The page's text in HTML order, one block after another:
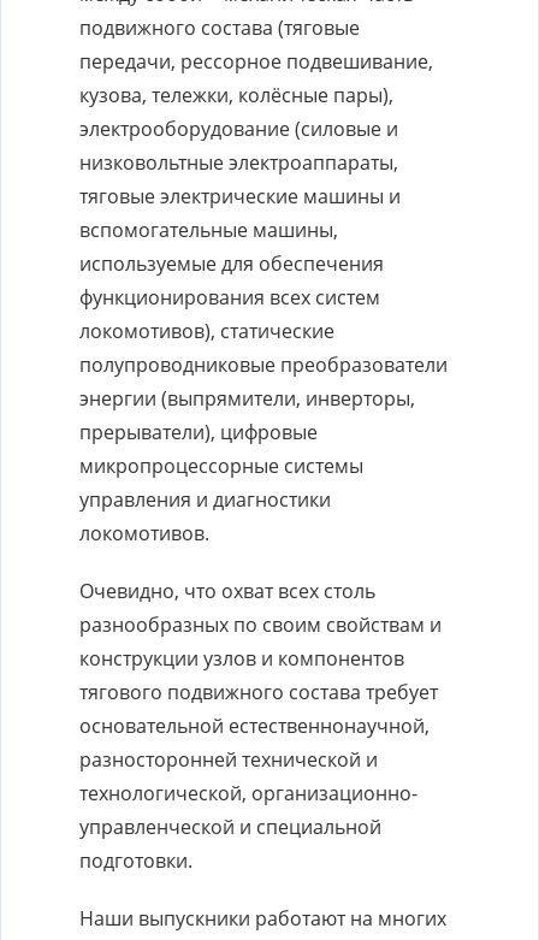
подвижного состава (тяговые
передачи, рессорное подвешивание,
кузова, тележки, колёсные пары),
электрооборудование (силовые и
низковольтные электроаппараты,
тяговые электрические машины и
вспомогательные машины,
используемые для обеспечения
функционирования всех систем
локомотивов), статические
полупроводниковые преобразователи
энергии (выпрямители, инверторы,
прерыватели), цифровые
микропроцессорные системы
управления и диагностики
локомотивов.
Очевидно, что охват всех столь
разнообразных по своим свойствам и
конструкции узлов и компонентов
тягового подвижного состава требует
основательной естественнонаучной,
разносторонней технической и
технологической, организационно-
управленческой и специальной
подготовки.
Наши выпускники работают на многих